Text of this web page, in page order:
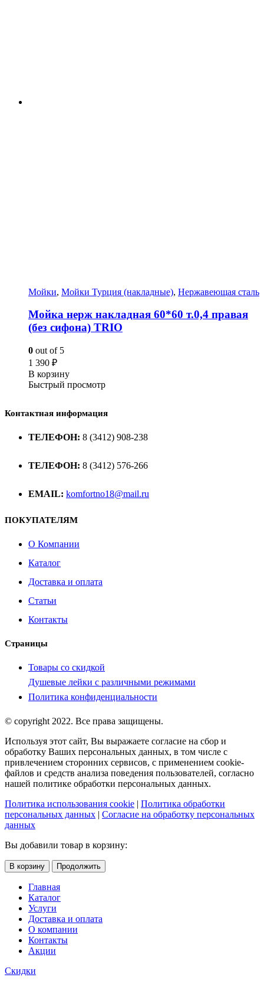
Мойки, Мойки Турция (накладные), Нержавеющая сталь
Мойка нерж накладная 60*60 т.0,4 правая
(без сифона) TRIO
0 out of 5
1 390 ₽
В корзину
Быстрый просмотр
Контактная информация
ТЕЛЕФОН: 8 (3412) 908-238
ТЕЛЕФОН: 8 (3412) 576-266
EMAIL: komfortno18@mail.ru
ПОКУПАТЕЛЯМ
О Компании
Каталог
Доставка и оплата
Статьи
Контакты
Страницы
Товары со скидкой
Душевые лейки с различными режимами
Политика конфиденциальности
© copyright 2022. Все права защищены.
Используя этот сайт, Вы выражаете согласие на сбор и
обработку Ваших персональных данных, в том числе с
привлечением сторонних сервисов, с применением cookie-
файлов и средств анализа поведения пользователей, согласно
нашей политике обработки персональных данных.
Политика использования cookie | Политика обработки
персональных данных | Согласие на обработку персональных
данных
Вы добавили товар в корзину:
В корзину Продолжить
Главная
Каталог
Услуги
Доставка и оплата
О компании
Контакты
Акции
Скидки